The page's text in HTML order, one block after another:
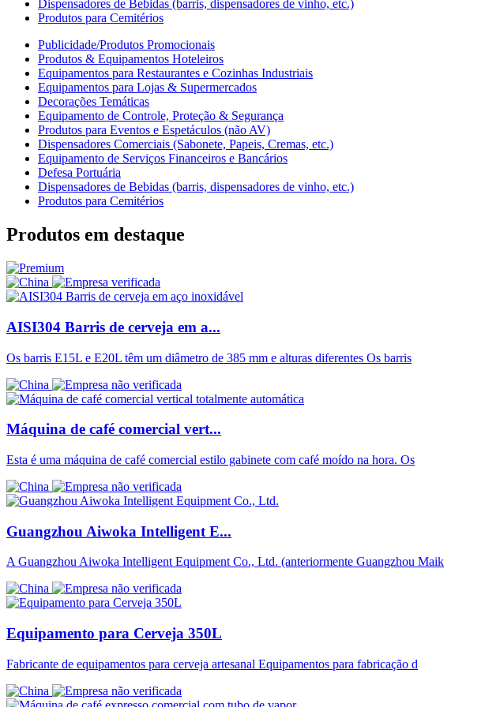
Dispensadores de Bebidas (barris, dispensadores de vinho, etc.)
Produtos para Cemitérios
Publicidade/Produtos Promocionais
Produtos & Equipamentos Hoteleiros
Equipamentos para Restaurantes e Cozinhas Industriais
Equipamentos para Lojas & Supermercados
Decorações Temáticas
Equipamento de Controle, Proteção & Segurança
Produtos para Eventos e Espetáculos (não AV)
Dispensadores Comerciais (Sabonete, Papeis, Cremas, etc.)
Equipamento de Serviços Financeiros e Bancários
Defesa Portuária
Dispensadores de Bebidas (barris, dispensadores de vinho, etc.)
Produtos para Cemitérios
Produtos em destaque
AISI304 Barris de cerveja em a...
Os barris E15L e E20L têm um diâmetro de 385 mm e alturas diferentes Os barris
Máquina de café comercial vert...
Esta é uma máquina de café comercial estilo gabinete com café moído na hora. Os
Guangzhou Aiwoka Intelligent E...
A Guangzhou Aiwoka Intelligent Equipment Co., Ltd. (anteriormente Guangzhou Maik
Equipamento para Cerveja 350L
Fabricante de equipamentos para cerveja artesanal Equipamentos para fabricação d